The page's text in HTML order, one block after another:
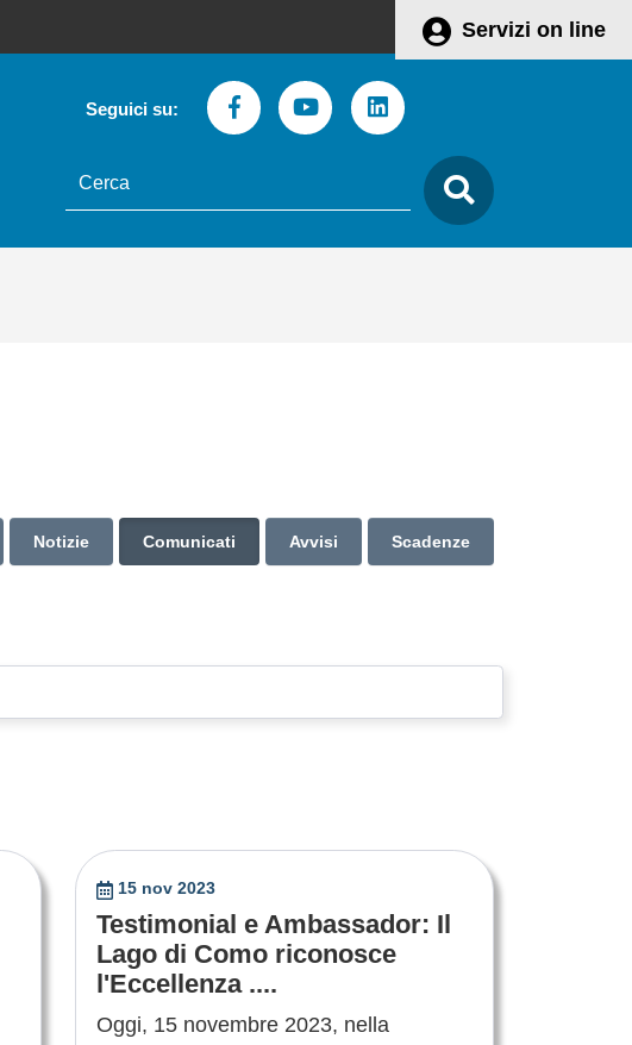
Servizi on line
Seguici su: FacebookYoutubeLinkedin
testo
da
cercare
Notizie Comunicati Avvisi Scadenze
15 nov 2023
Testimonial e Ambassador: Il
Lago di Como riconosce
l'Eccellenza ....
Oggi, 15 novembre 2023, nella